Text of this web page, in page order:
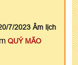
7/2023 Âm lịch
QUÝ MÃO